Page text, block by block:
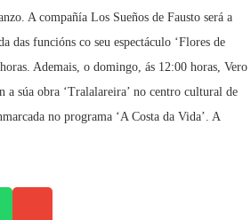
A compañía Los Sueños de Fausto será a
das funcións co seu espectáculo ‘Flores de
Ademais, o domingo, ás 12:00 horas, Vero
a súa obra ‘Tralalareira’ no centro cultural de
no programa ‘A Costa da Vida’. A